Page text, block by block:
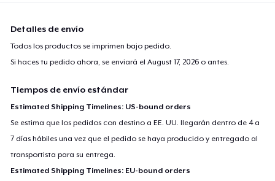
Detalles de envío
Todos los productos se imprimen bajo pedido.
Si haces tu pedido ahora, se enviará elAugust 17, 2026 o antes.
Tiempos de envío estándar
Estimated Shipping Timelines: US-bound orders
Se estima que los pedidos con destino a EE. UU. llegarán dentro de 4 a
7 días hábiles una vez que el pedido se haya producido y entregado al
transportista para su entrega.
Estimated Shipping Timelines: EU-bound orders